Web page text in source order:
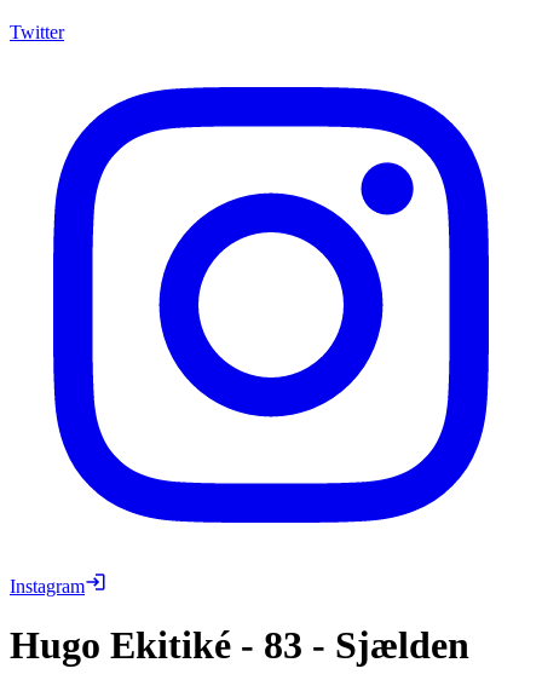
Twitter
Instagram
Hugo Ekitiké - 83 - Sjælden